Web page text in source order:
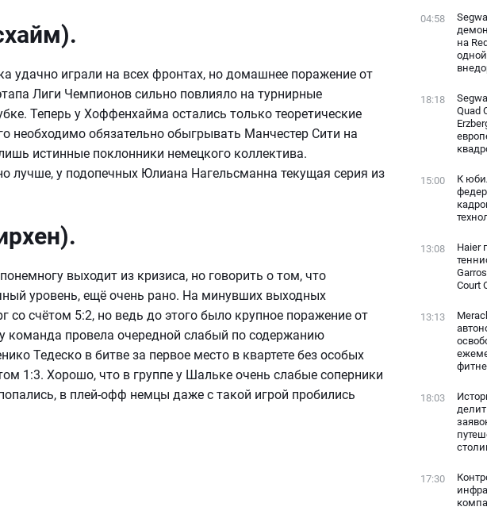
удачно играли на всех фронтах, но домашнее поражение от
Лиги Чемпионов сильно повлияло на турнирные
Теперь у Хоффенхайма остались только теоретические
необходимо обязательно обыгрывать Манчестер Сити на
истинные поклонники немецкого коллектива.
лучше, у подопечных Юлиана Нагельсманна текущая серия из
выходит из кризиса, но говорить о том, что
уровень, ещё очень рано. На минувших выходных
со счётом 5:2, но ведь до этого было крупное поражение от
команда провела очередной слабый по содержанию
Тедеско в битве за первое место в квартете без особых
1:3. Хорошо, что в группе у Шальке очень слабые соперники
в плей-офф немцы даже с такой игрой пробились
04:58
на
18:18
Quad
15:00
К
13:08
Haier
Court
13:13
18:03
17:30